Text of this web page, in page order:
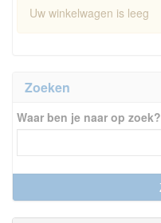
Uw winkelwagen is leeg
Zoeken
Waar ben je naar op zoek?